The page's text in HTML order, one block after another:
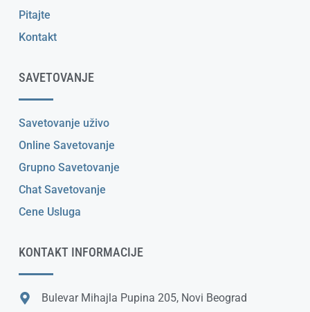
Pitajte
Kontakt
SAVETOVANJE
Savetovanje uživo
Online Savetovanje
Grupno Savetovanje
Chat Savetovanje
Cene Usluga
KONTAKT INFORMACIJE
Bulevar Mihajla Pupina 205, Novi Beograd